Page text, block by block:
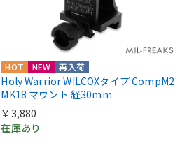
HOT NEW 再入荷
Holy Warrior WILCOXタイプ CompM2
MK18 マウント 経30mm
￥3,880
在庫あり